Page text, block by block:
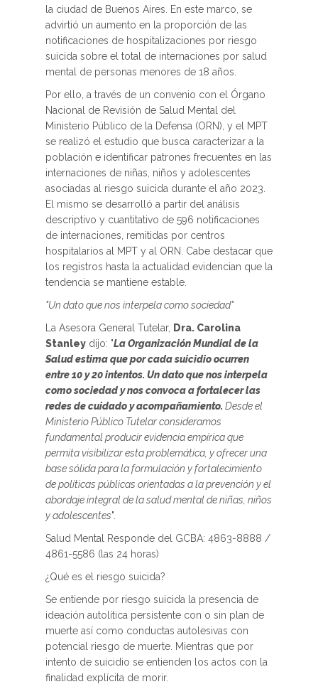
la ciudad de Buenos Aires. En este marco, se
advirtió un aumento en la proporción de las
notificaciones de hospitalizaciones por riesgo
suicida sobre el total de internaciones por salud
mental de personas menores de 18 años.
Por ello, a través de un convenio con el Órgano
Nacional de Revisión de Salud Mental del
Ministerio Público de la Defensa (ORN), y el MPT
se realizó el estudio que busca caracterizar a la
población e identificar patrones frecuentes en las
internaciones de niñas, niños y adolescentes
asociadas al riesgo suicida durante el año 2023.
El mismo se desarrolló a partir del análisis
descriptivo y cuantitativo de 596 notificaciones
de internaciones, remitidas por centros
hospitalarios al MPT y al ORN. Cabe destacar que
los registros hasta la actualidad evidencian que la
tendencia se mantiene estable.
"Un dato que nos interpela como sociedad"
La Asesora General Tutelar, Dra. Carolina
Stanley dijo: "La Organización Mundial de la
Salud estima que por cada suicidio ocurren
entre 10 y 20 intentos. Un dato que nos interpela
como sociedad y nos convoca a fortalecer las
redes de cuidado y acompañamiento. Desde el
Ministerio Público Tutelar consideramos
fundamental producir evidencia empírica que
permita visibilizar esta problemática, y ofrecer una
base sólida para la formulación y fortalecimiento
de políticas públicas orientadas a la prevención y el
abordaje integral de la salud mental de niñas, niños
y adolescentes".
Salud Mental Responde del GCBA: 4863-8888 /
4861-5586 (las 24 horas)
¿Qué es el riesgo suicida?
Se entiende por riesgo suicida la presencia de
ideación autolítica persistente con o sin plan de
muerte así como conductas autolesivas con
potencial riesgo de muerte. Mientras que por
intento de suicidio se entienden los actos con la
finalidad explícita de morir.